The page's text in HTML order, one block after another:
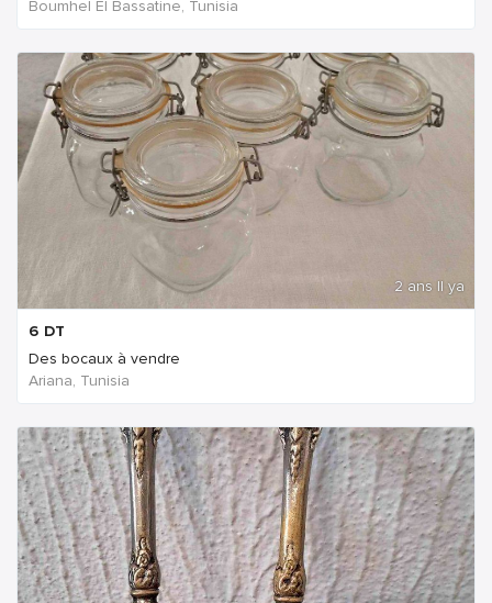
Boumhel El Bassatine, Tunisia
2 ans Il ya
6 DT
Des bocaux à vendre
Ariana, Tunisia